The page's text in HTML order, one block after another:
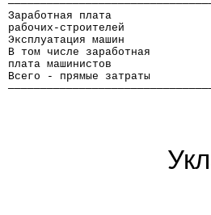
Заработная плата
рабочих-строителей
Эксплуатация машин
В том числе заработная
плата машинистов
Всего - прямые затраты